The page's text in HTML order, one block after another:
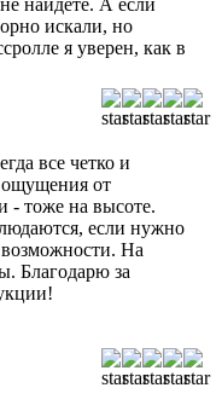
найдете. А если
искали, но
я уверен, как в
все четко и
от
- тоже на высоте.
если нужно
возможности. На
Благодарю за